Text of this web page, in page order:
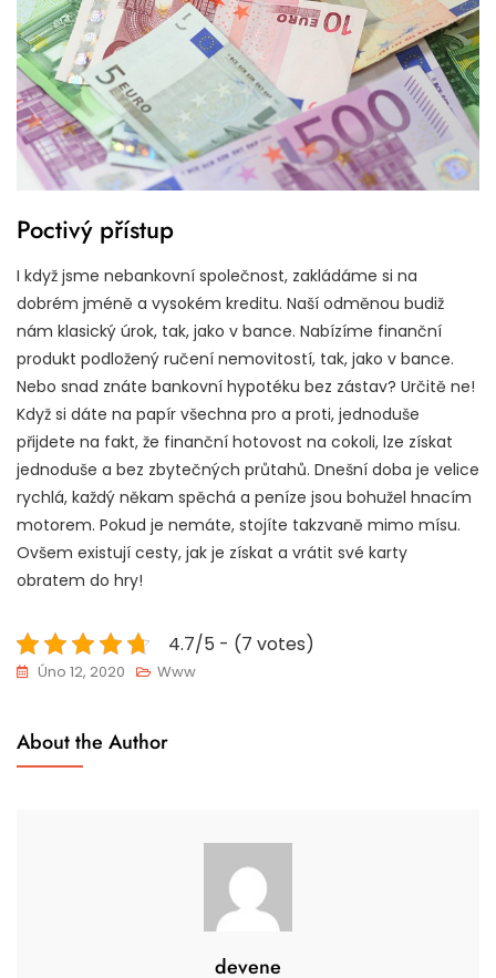
Poctivý přístup
I když jsme nebankovní společnost, zakládáme si na
dobrém jméně a vysokém kreditu. Naší odměnou budiž
nám klasický úrok, tak, jako v bance. Nabízíme finanční
produkt podložený ručení nemovitostí, tak, jako v bance.
Nebo snad znáte bankovní hypotéku bez zástav? Určitě ne!
Když si dáte na papír všechna pro a proti, jednoduše
přijdete na fakt, že finanční hotovost na cokoli, lze získat
jednoduše a bez zbytečných průtahů. Dnešní doba je velice
rychlá, každý někam spěchá a peníze jsou bohužel hnacím
motorem. Pokud je nemáte, stojíte takzvaně mimo mísu.
Ovšem existují cesty, jak je získat a vrátit své karty
obratem do hry!
4.7/5 - (7 votes)
Úno 12, 2020 Www
About the Author
devene